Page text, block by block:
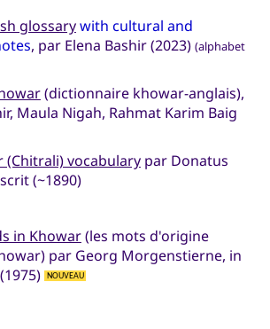
glossarywith cultural and
, par Elena Bashir (2023) (alphabet
(dictionnaire khowar-anglais),
Maula Nigah, Rahmat Karim Baig
(Chitrali) vocabularypar Donatus
(~1890)
in Khowar(les mots d'origine
par Georg Morgenstierne, in
NOUVEAU